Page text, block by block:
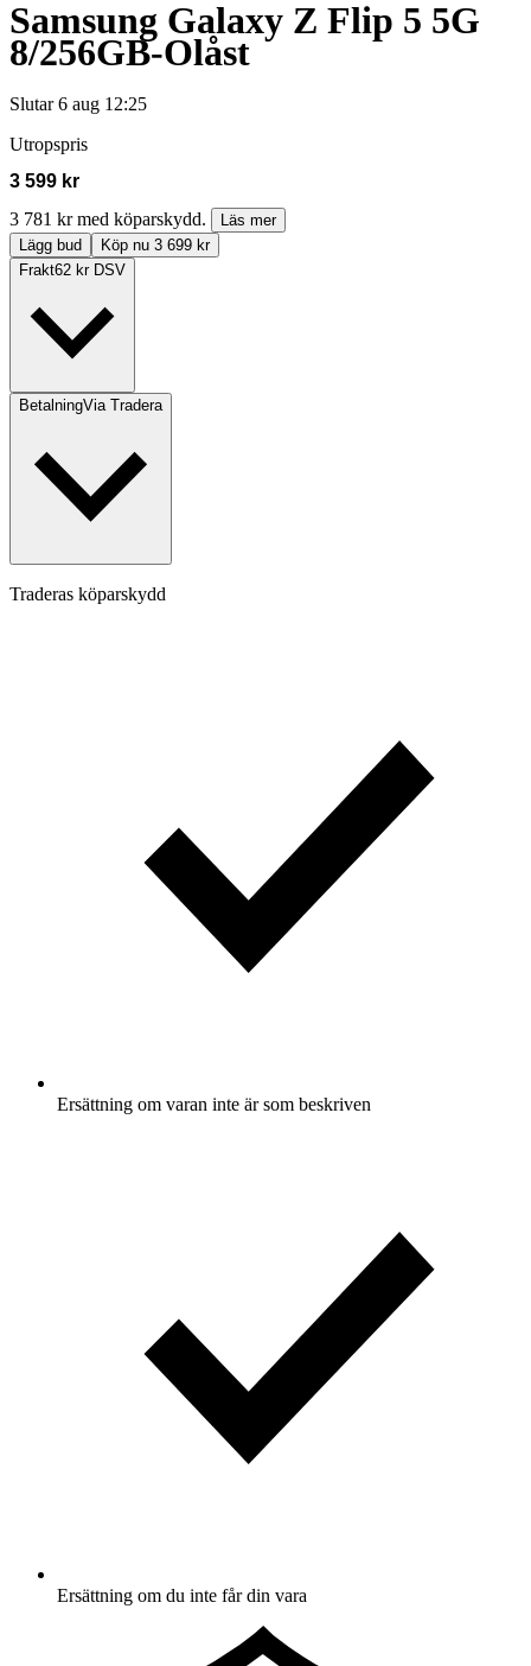
Samsung Galaxy Z Flip 5 5G
8/256GB-Olåst
Slutar 6 aug 12:25
Utropspris
3 599 kr
3 781 kr med köparskydd.
Läs mer
Lägg bud
Köp nu 3 699 kr
Frakt62 kr DSV
BetalningVia Tradera
Traderas köparskydd
Ersättning om varan inte är som beskriven
Ersättning om du inte får din vara